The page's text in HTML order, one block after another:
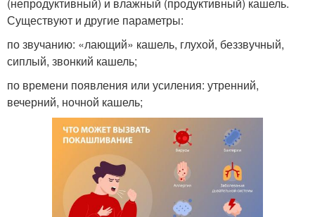
Существуют и другие параметры:
по звучанию: «лающий» кашель, глухой, беззвучный,
сиплый, звонкий кашель;
по времени появления или усиления: утренний,
вечерний, ночной кашель;